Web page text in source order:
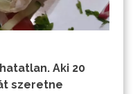
Aki 20
szeretne